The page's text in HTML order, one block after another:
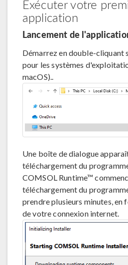
Exécuter votre
application
Lancement de
Démarrez en double-cliquant
pour les systèmes
macOS)..
Une boîte de dialogue
téléchargement du
COMSOL Runtime™
téléchargement du
prendre plusieurs minutes, en
de votre connexion internet.